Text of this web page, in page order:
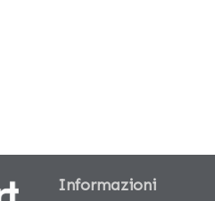
Informazioni